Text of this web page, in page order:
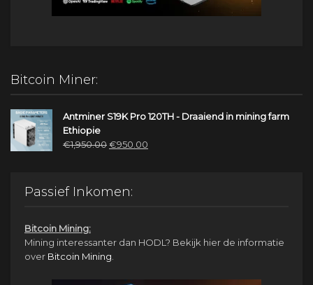
Bitcoin Miner:
Antminer S19K Pro 120TH - Draaiend in mining farm
Ethiopie
€1,950.00Oorspronkelijke
€950.00
Passief Inkomen:
Bitcoin Mining:
Mining interessanter dan HODL? Bekijk hier de informatie
over Bitcoin Mining